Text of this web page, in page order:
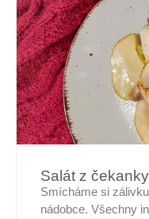
Salát z
Smícháme si
nádobce. Všechny